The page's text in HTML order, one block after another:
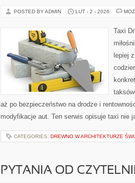
POSTED BY ADMIN LUT - 2 - 2026
Taxi
lepiej
aż po bezpieczeństwo na drodze i
modyfikacje aut. Ten serwis opisuje taxi nie
CATEGORIES: DREWNO W ARCHITEKTURZE
PYTANIA OD